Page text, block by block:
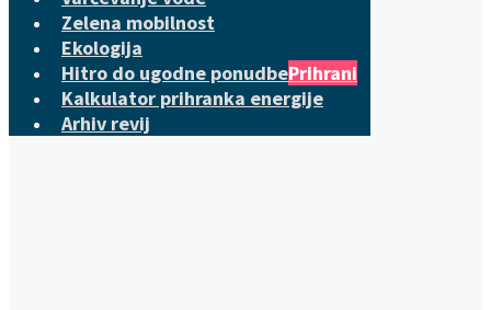
Zelena mobilnost
Ekologija
Hitro do ugodne ponudbePrihrani
Kalkulator prihranka energije
Arhiv revij